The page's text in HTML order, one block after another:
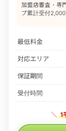
加盟店審査・専
プ累計受付
最低料金
対応エリア
保証期間
受付時間
＼ 1